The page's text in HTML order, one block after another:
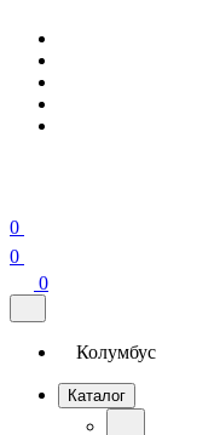
0
0
0
Колумбус
Каталог